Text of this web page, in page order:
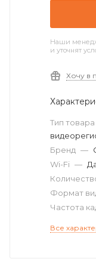
Наши
и уточнят
Хочу в
Тип товара
Бренд —
Wi-Fi —
Формат
Частота
Все